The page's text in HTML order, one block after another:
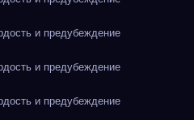
и предубеждение
и предубеждение
и предубеждение